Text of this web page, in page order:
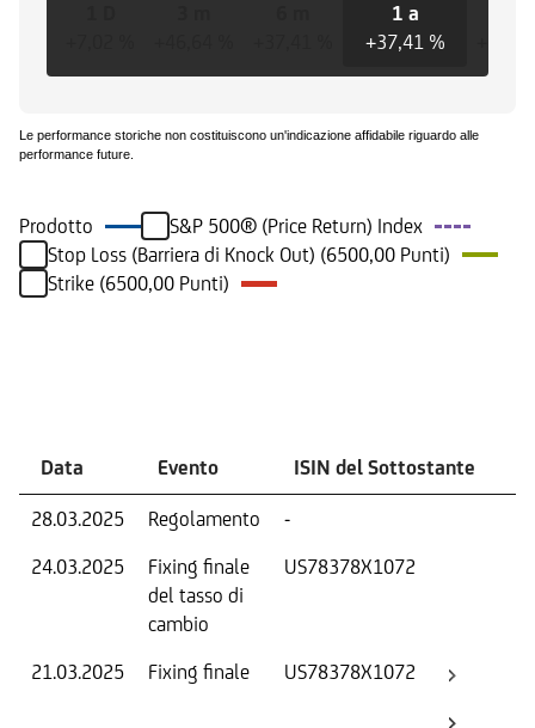
1 a
+37,41 %
Le performance storiche non costituiscono un'indicazione affidabile riguardo alle
performance future.
Prodotto
S&P 500® (Price Return) Index
Stop Loss (Barriera di Knock Out) (6500,00 Punti)
Strike (6500,00 Punti)
Data Evento ISIN del Sottostante
28.03.2025 Regolamento -
24.03.2025
Fixing finale
del tasso di
cambio
US78378X1072
21.03.2025 Fixing finale US78378X1072